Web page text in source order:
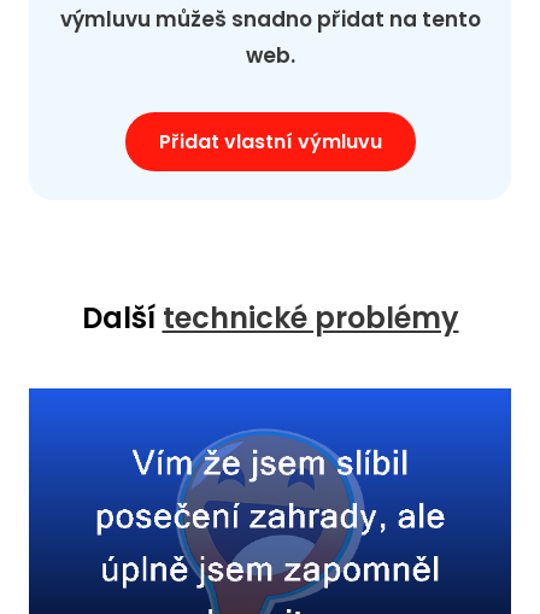
výmluvu můžeš snadno přidat na tento
web.
Přidat vlastní výmluvu
Další technické problémy